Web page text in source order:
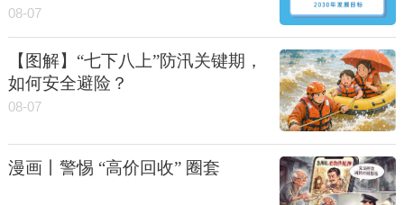
08-07
【图解】“七下八上”防汛关键期，
如何安全避险？
08-07
漫画丨警惕 “高价回收” 圈套